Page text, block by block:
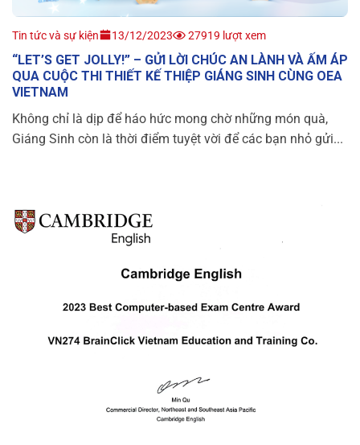
Tin tức và sự kiện 13/12/2023 27919 lượt xem
“LET’S GET JOLLY!” – GỬI LỜI CHÚC AN LÀNH VÀ ẤM ÁP
QUA CUỘC THI THIẾT KẾ THIỆP GIÁNG SINH CÙNG OEA
VIETNAM
Không chỉ là dịp để háo hức mong chờ những món quà,
Giáng Sinh còn là thời điểm tuyệt vời để các bạn nhỏ gửi...